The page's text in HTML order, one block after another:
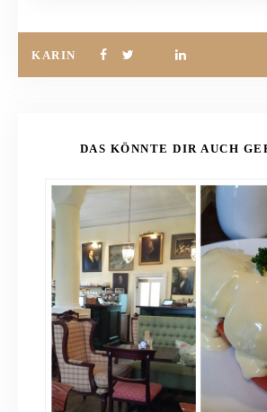
KARIN
DAS KÖNNTE DIR AUCH